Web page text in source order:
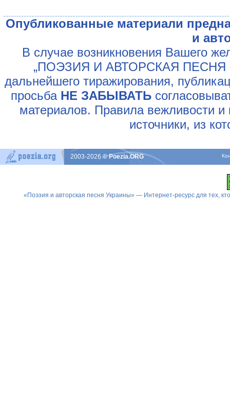
Опубликованные материали
и
В случае возникновения Вашего
„ПОЭЗИЯ И АВТОРСКАЯ ПЕСНЯ
дальнейшего тиражирования,
просьба НЕ ЗАБЫВАТЬ
материалов. Правила вежливости и
источники, из
2003-2026© Poezia.ORG
«Поэзия и авторская песня Украины» — Интернет-ресурс для тех,